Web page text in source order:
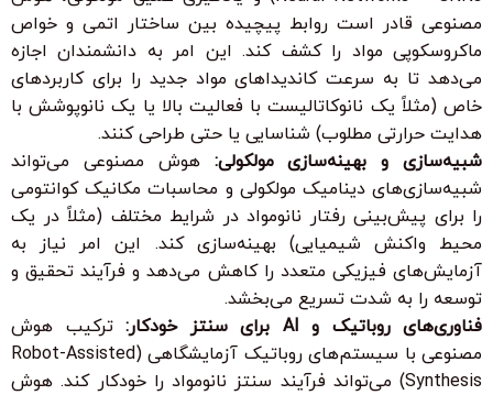
مصنوعی قادر است روابط پیچیده بین ساختار اتمی و خواص
ماکروسکوپی مواد را کشف کند. این امر به دانشمندان اجازه
می‌دهد تا به سرعت کاندیداهای مواد جدید را برای کاربردهای
خاص (مثلاً یک نانوکاتالیست با فعالیت بالا یا یک نانوپوشش با
هدایت حرارتی مطلوب) شناسایی یا حتی طراحی کنند.
شبیه‌سازی و بهینه‌سازی مولکولی: هوش مصنوعی می‌تواند
شبیه‌سازی‌های دینامیک مولکولی و محاسبات مکانیک کوانتومی
را برای پیش‌بینی رفتار نانومواد در شرایط مختلف (مثلاً در یک
محیط واکنش شیمیایی) بهینه‌سازی کند. این امر نیاز به
آزمایش‌های فیزیکی متعدد را کاهش می‌دهد و فرآیند تحقیق و
توسعه را به شدت تسریع می‌بخشد.
فناوری‌های روباتیک و AI برای سنتز خودکار:
ترکیب هوش
مصنوعی با سیستم‌های روباتیک آزمایشگاهی (Robot-Assisted
Synthesis) می‌تواند فرآیند سنتز نانومواد را خودکار کند. هوش